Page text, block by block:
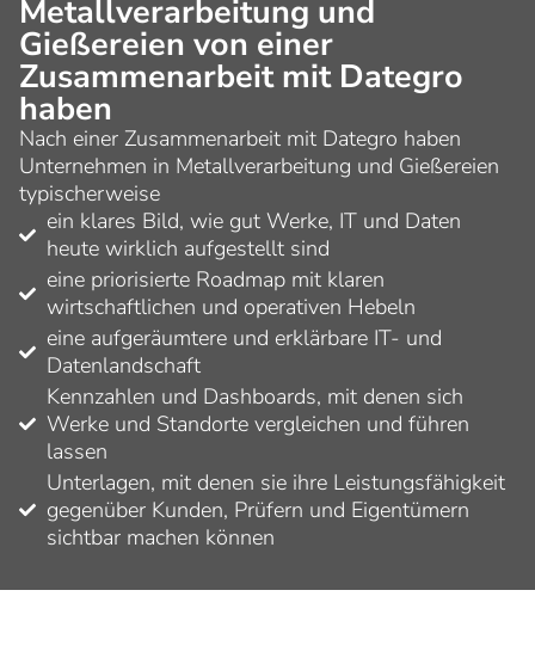
Metallverarbeitung und
Gießereien von einer
Zusammenarbeit mit Dategro
haben
Nach einer Zusammenarbeit mit Dategro haben
Unternehmen in Metallverarbeitung und Gießereien
typischerweise
ein klares Bild, wie gut Werke, IT und Daten
heute wirklich aufgestellt sind
eine priorisierte Roadmap mit klaren
wirtschaftlichen und operativen Hebeln
eine aufgeräumtere und erklärbare IT- und
Datenlandschaft
Kennzahlen und Dashboards, mit denen sich
Werke und Standorte vergleichen und führen
lassen
Unterlagen, mit denen sie ihre Leistungsfähigkeit
gegenüber Kunden, Prüfern und Eigentümern
sichtbar machen können